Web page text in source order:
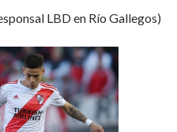
LBD en Río Gallegos)